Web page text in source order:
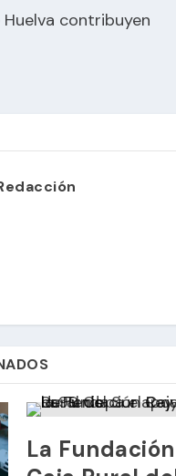
contribuyen
La Fundación